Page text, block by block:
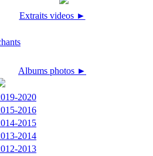
Extraits videos ►
Albums photos ►
2020
2016
2015
2014
2013